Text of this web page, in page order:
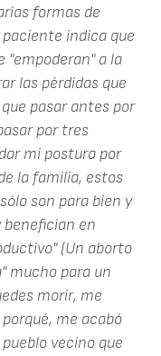
formas de
indica que
"empoderan" a la
las pérdidas que
pasar antes por
por tres
mi postura por
la familia, estos
son para bien y
benefician en
(Un aborto
mucho para un
morir, me
me acabó
vecino que